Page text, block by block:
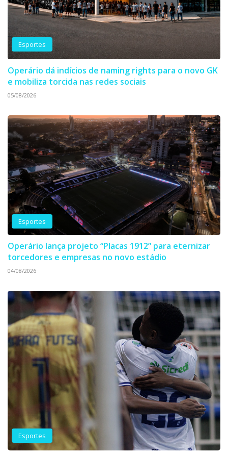
Esportes
Operário dá indícios de naming rights para o novo GK
e mobiliza torcida nas redes sociais
05/08/2026
Esportes
Operário lança projeto “Placas 1912” para eternizar
torcedores e empresas no novo estádio
04/08/2026
Esportes